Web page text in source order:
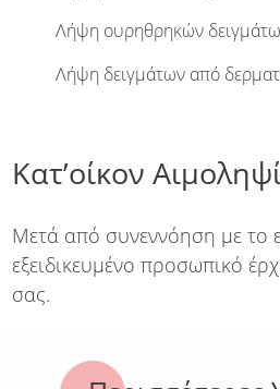
Λήψη ουρηθρηκών
Λήψη δειγμάτων από
Κατ’οίκον
Μετά από συνεννόηση με το
εξειδικευμένο προσωπικό
σας.